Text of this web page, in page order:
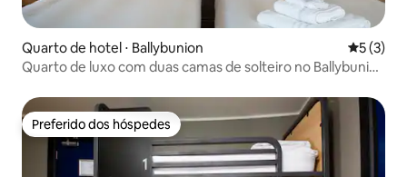
Quarto de hotel ⋅ Ballybunion 5 de
5 (3)
Quarto de luxo com duas camas de solteiro no Ballybunion
Preferido dos hóspedes
Preferido dos hóspedes